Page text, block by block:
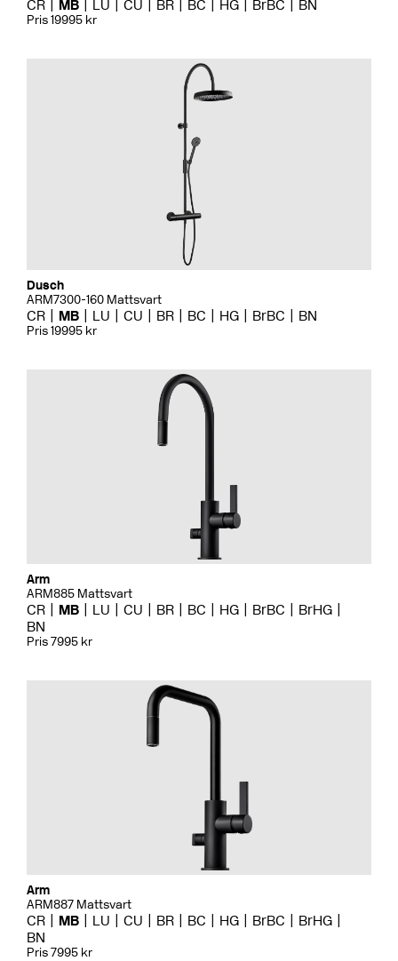
CR MB LU CU BR BC HG BrBC BN
Pris 19995 kr
Dusch
ARM7300-160 Mattsvart
CR MB LU CU BR BC HG BrBC BN
Pris 19995 kr
Arm
ARM885 Mattsvart
CR MB LU CU BR BC HG BrBC
BrHG
BN
Pris 7995 kr
Arm
ARM887 Mattsvart
CR MB LU CU BR BC HG BrBC
BrHG
BN
Pris 7995 kr